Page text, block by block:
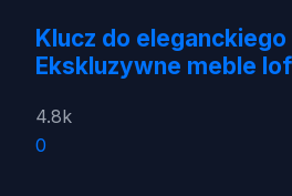
Klucz do
Ekskluzywne meble
4.8k
0